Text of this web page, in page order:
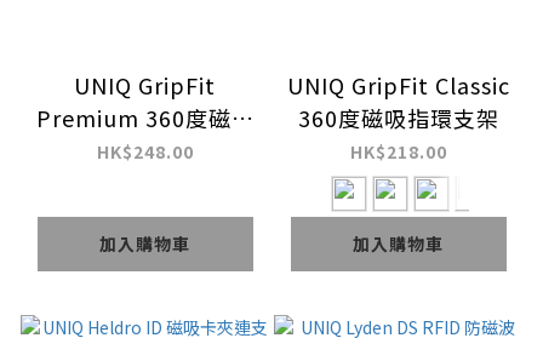
UNIQ GripFit
Premium 360度磁吸
指環支架
HK$248.00
加入購物車
UNIQ GripFit Classic
360度磁吸指環支架
HK$218.00
加入購物車